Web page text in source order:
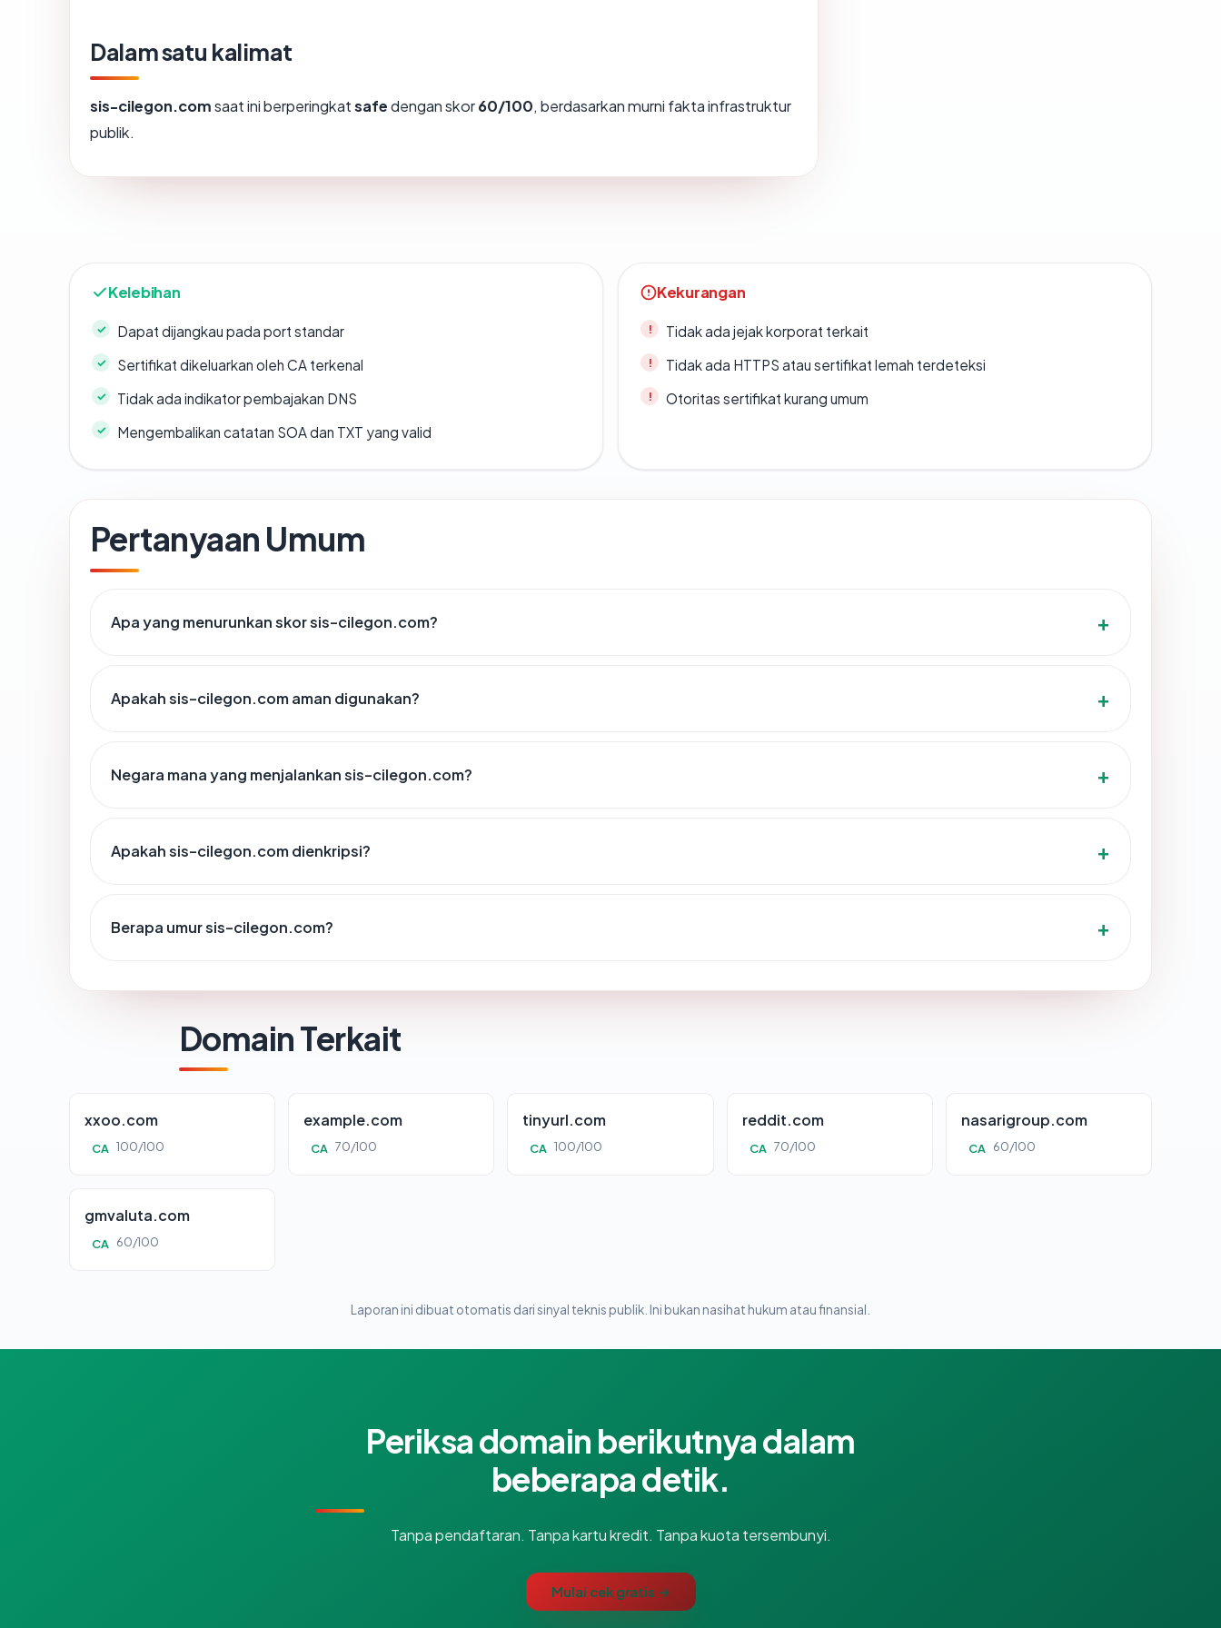
Dalam satu kalimat
sis-cilegon.comsaat ini berperingkatsafedengan skor60/100, berdasarkan murni fakta infrastruktur
publik.
Kelebihan
Dapat dijangkau pada port standar
Sertifikat dikeluarkan oleh CA terkenal
Tidak ada indikator pembajakan DNS
Mengembalikan catatan SOA dan TXT yang valid
Kekurangan
Tidak ada jejak korporat terkait
Tidak ada HTTPS atau sertifikat lemah terdeteksi
Otoritas sertifikat kurang umum
Pertanyaan Umum
Apa yang menurunkan skor sis-cilegon.com?
Apakah sis-cilegon.com aman digunakan?
Negara mana yang menjalankan sis-cilegon.com?
Apakah sis-cilegon.com dienkripsi?
Berapa umur sis-cilegon.com?
Domain Terkait
xxoo.com
CA 100/100
example.com
CA 70/100
tinyurl.com
CA 100/100
reddit.com
CA 70/100
nasarigroup.com
CA 60/100
gmvaluta.com
CA 60/100
Laporan ini dibuat otomatis dari sinyal teknis publik. Ini bukan nasihat hukum atau finansial.
Periksa domain berikutnya dalam
beberapa detik.
Tanpa pendaftaran. Tanpa kartu kredit. Tanpa kuota tersembunyi.
Mulai cek gratis →